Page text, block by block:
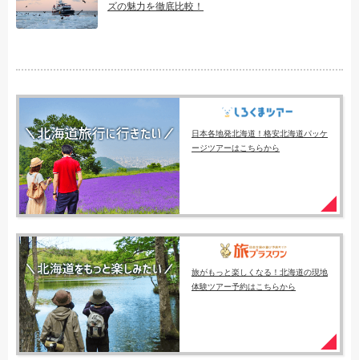
ズの魅力を徹底比較！
日本各地発北海道！格安北海道パッケ
ージツアーはこちらから
旅がもっと楽しくなる！北海道の現地
体験ツアー予約はこちらから